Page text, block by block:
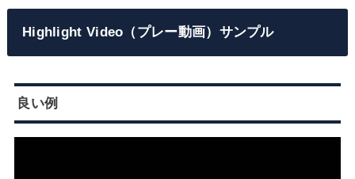
Highlight Video（プレー動画）サンプル
良い例